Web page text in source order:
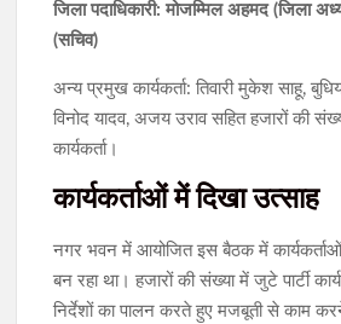
जिला पदाधिकारी: मोजम्मिल अहमद (जिला
(सचिव)
अन्य प्रमुख कार्यकर्ता: तिवारी मुकेश साहू,
विनोद यादव, अजय उराव सहित हजारों की
कार्यकर्ता।
कार्यकर्ताओं में दिखा उत्साह
नगर भवन में आयोजित इस बैठक में
बन रहा था। हजारों की संख्या में जुटे पार्टी
निर्देशों का पालन करते हुए मजबूती से काम